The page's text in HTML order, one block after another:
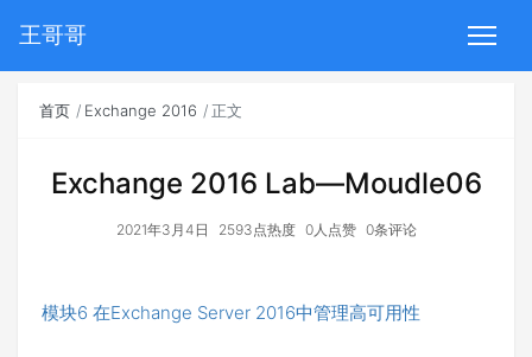
王哥哥
首页 Exchange 2016 正文
Exchange 2016 Lab—Moudle06
2021年3月4日 2593点热度 0人点赞 0条评论
模块6 在Exchange Server 2016中管理高可用性